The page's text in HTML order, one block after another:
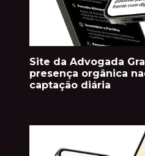
Site da Advogada
presença orgânica
captação diária